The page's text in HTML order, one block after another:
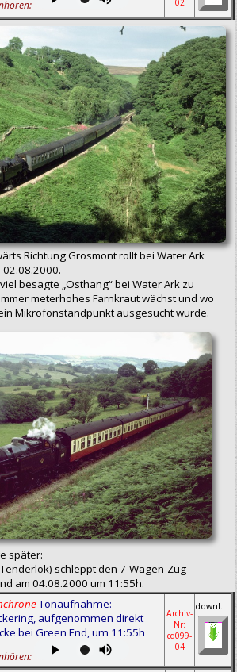
02
Richtung Grosmont rollt bei Water Ark
besagte „Osthang“ bei Water Ark zu
meterhohes Farnkraut wächst und wo
Mikrofonstandpunkt ausgesucht wurde.
später:
schleppt den 7-Wagen-Zug
am 04.08.2000 um 11:55h.
Tonaufnahme:
aufgenommen direkt
bei Green End, um 11:55h
Archiv-
Nr:
cd099-
04
downl.: